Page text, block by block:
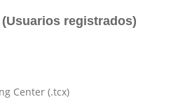
registrados)
Center (.tcx)